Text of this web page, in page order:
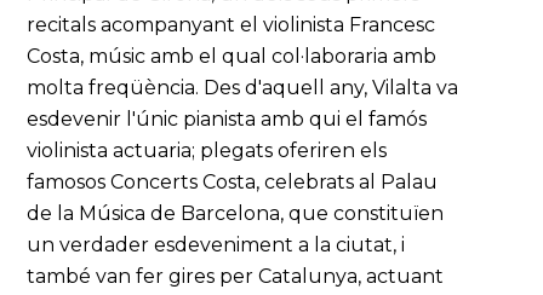
recitals acompanyant el violinista Francesc
Costa, músic amb el qual col·laboraria amb
molta freqüència. Des d'aquell any, Vilalta va
esdevenir l'únic pianista amb qui el famós
violinista actuaria; plegats oferiren els
famosos Concerts Costa, celebrats al Palau
de la Música de Barcelona, que constituïen
un verdader esdeveniment a la ciutat, i
també van fer gires per Catalunya, actuant